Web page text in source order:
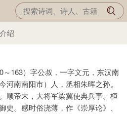
绍
～163）字公叔，一字文元，东汉南
河南南阳市）人，丞相朱晖之孙。
顺帝末，大将军梁冀使典兵事。桓
史。感时俗浇薄，作《崇厚论》、